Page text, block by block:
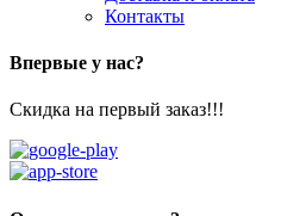
Контакты
Впервые у нас?
Скидка на первый заказ!!!